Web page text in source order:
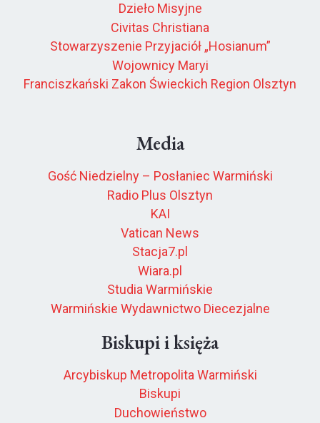
Dzieło Misyjne
Civitas Christiana
Stowarzyszenie Przyjaciół „Hosianum”
Wojownicy Maryi
Franciszkański Zakon Świeckich Region Olsztyn
Media
Gość Niedzielny – Posłaniec Warmiński
Radio Plus Olsztyn
KAI
Vatican News
Stacja7.pl
Wiara.pl
Studia Warmińskie
Warmińskie Wydawnictwo Diecezjalne
Biskupi i księża
Arcybiskup Metropolita Warmiński
Biskupi
Duchowieństwo